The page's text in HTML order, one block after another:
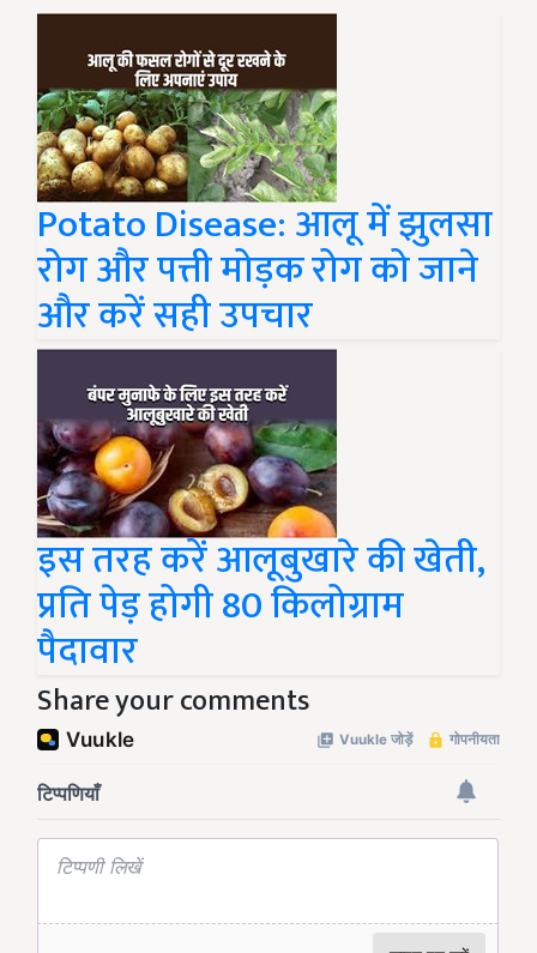
Potato Disease: आलू में झुलसा
रोग और पत्ती मोड़क रोग को जाने
और करें सही उपचार
इस तरह करें आलूबुखारे की खेती,
प्रति पेड़ होगी 80 किलोग्राम
पैदावार
Share your comments